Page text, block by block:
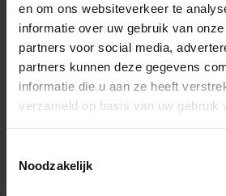
en om ons websiteverkeer te
informatie over uw gebruik van
partners voor social media,
partners kunnen deze gegevens
informatie die u aan ze heeft
verzameld op basis van uw gebruik
Noodzakelijk
Venekoterweg 19,
8431 HG Oosterwolde
0513335000
oosterwolde@skodora.nl
Selecteren als mijn